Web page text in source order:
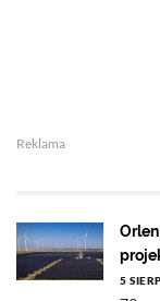
Reklama
5